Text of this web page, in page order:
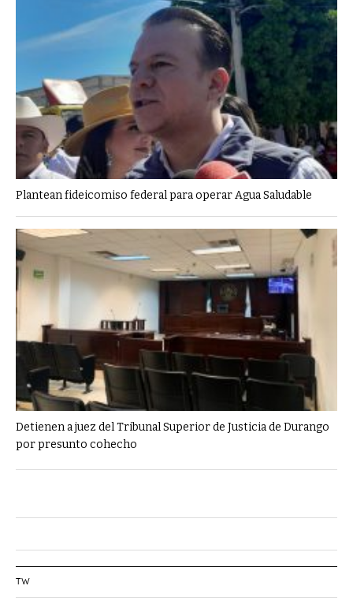
Plantean fideicomiso federal para operar Agua Saludable
Detienen a juez del Tribunal Superior de Justicia de Durango
por presunto cohecho
TW